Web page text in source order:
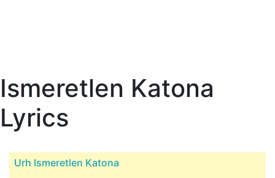
Ismeretlen Katona
Lyrics
Urh Ismeretlen Katona